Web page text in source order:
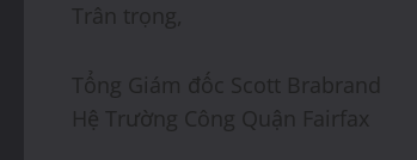
Trân trọng,
Tổng Giám đốc Scott Brabrand
Hệ Trường Công Quận Fairfax